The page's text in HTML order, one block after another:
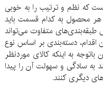
که نظم و ترتیب را به خوبی
هر محصول به کدام قسمت باید
طبقه‌بندی‌های متفاوت می‌تواند
اقدام، دسته‌بندی بر اساس نوع
به اینکه کالای موردنظر
به سادگی و سهولت آن را پیدا
دیگری کنند.